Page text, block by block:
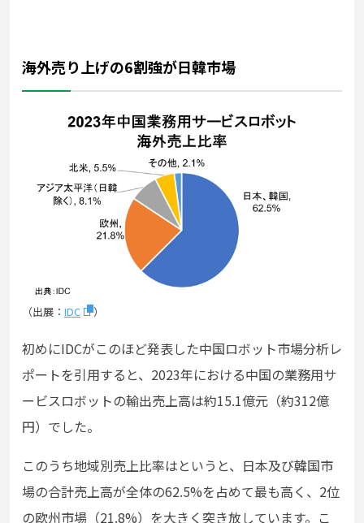
海外売り上げの6割強が日韓市場
（出展： IDC ）
初めにIDCがこのほど発表した中国ロボット市場分析レ
ポートを引用すると、2023年における中国の業務用サ
ービスロボットの輸出売上高は約15.1億元（約312億
円）でした。
このうち地域別売上比率はというと、日本及び韓国市
場の合計売上高が全体の62.5%を占めて最も高く、2位
の欧州市場（21.8%）を大きく突き放しています。こ